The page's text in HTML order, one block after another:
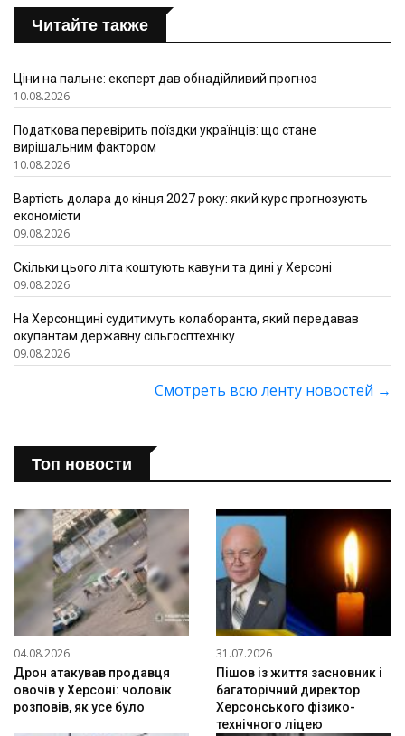
Читайте также
Ціни на пальне: експерт дав обнадійливий прогноз
10.08.2026
Податкова перевірить поїздки українців: що стане
вирішальним фактором
10.08.2026
Вартість долара до кінця 2027 року: який курс прогнозують
економісти
09.08.2026
Скільки цього літа коштують кавуни та дині у Херсоні
09.08.2026
На Херсонщині судитимуть колаборанта, який передавав
окупантам державну сільгосптехніку
09.08.2026
Смотреть всю ленту новостей →
Топ новости
04.08.2026
Дрон атакував продавця
овочів у Херсоні: чоловік
розповів, як усе було
31.07.2026
Пішов із життя засновник і
багаторічний директор
Херсонського фізико-
технічного ліцею